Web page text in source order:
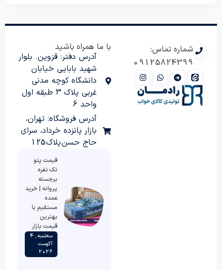
شماره تماس:
09125824399
با ما همراه باشید
آدرس دفتر: قزوین. بلوار
شهید بابایی خیابان
دانشگاه کوچه مدنی
غربی پلاک 3 طبقه اول
واحد 6
آدرس فروشگاه: تهران،
بازار پانزده خرداد، سرای
حاج حسن پلاک 125
قیمت پتو
تک نفره
برجسته
پروانه | خرید
عمده
مستقیم با
بهترین
قیمت بازار
سه‌شنبه , 4
آگوست
2026